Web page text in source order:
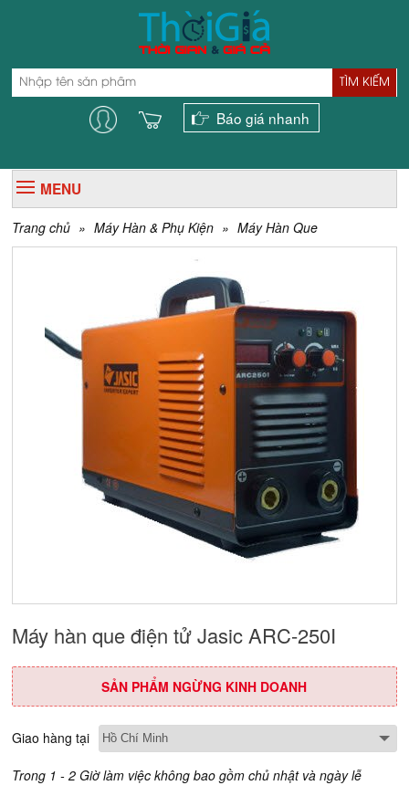
TÌM KIẾM
Báo giá nhanh
MENU
Trang chủ » Máy Hàn & Phụ Kiện » Máy Hàn Que
Máy hàn que điện tử Jasic ARC-250I
SẢN PHẨM NGỪNG KINH DOANH
Giao hàng tại
Trong 1 - 2 Giờ làm việc không bao gồm chủ nhật và ngày lễ